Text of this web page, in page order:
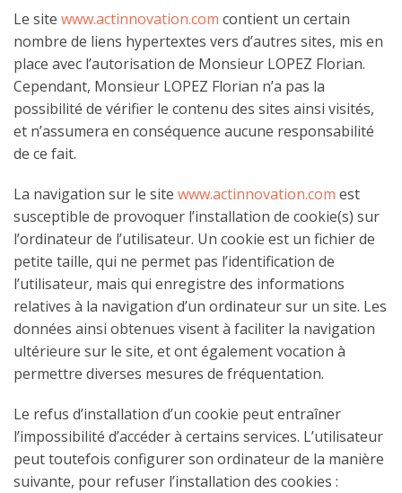
Le site www.actinnovation.com contient un certain
nombre de liens hypertextes vers d’autres sites, mis en
place avec l’autorisation de Monsieur LOPEZ Florian.
Cependant, Monsieur LOPEZ Florian n’a pas la
possibilité de vérifier le contenu des sites ainsi visités,
et n’assumera en conséquence aucune responsabilité
de ce fait.
La navigation sur le site www.actinnovation.com est
susceptible de provoquer l’installation de cookie(s) sur
l’ordinateur de l’utilisateur. Un cookie est un fichier de
petite taille, qui ne permet pas l’identification de
l’utilisateur, mais qui enregistre des informations
relatives à la navigation d’un ordinateur sur un site. Les
données ainsi obtenues visent à faciliter la navigation
ultérieure sur le site, et ont également vocation à
permettre diverses mesures de fréquentation.
Le refus d’installation d’un cookie peut entraîner
l’impossibilité d’accéder à certains services. L’utilisateur
peut toutefois configurer son ordinateur de la manière
suivante, pour refuser l’installation des cookies :